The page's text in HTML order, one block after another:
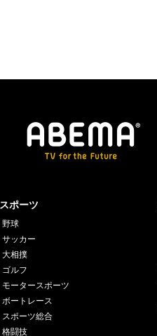
スポーツ
野球
サッカー
大相撲
ゴルフ
モータースポーツ
ボートレース
スポーツ総合
格闘技